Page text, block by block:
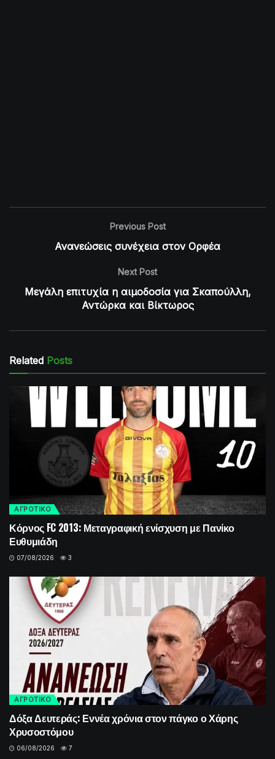
Previous Post
Ανανεώσεις συνέχεια στον Ορφέα
Next Post
Μεγάλη επιτυχία η αιμοδοσία για Σκαπούλλη,
Αντώρκα και Βίκτωρος
Related Posts
ΑΓΡΟΤΙΚΟ
Κόρνος FC 2013: Μεταγραφική ενίσχυση με Πανίκο
Ευθυμιάδη
07/08/2026 3
ΑΓΡΟΤΙΚΟ
Δόξα Δευτεράς: Εννέα χρόνια στον πάγκο ο Χάρης
Χρυσοστόμου
06/08/2026 7